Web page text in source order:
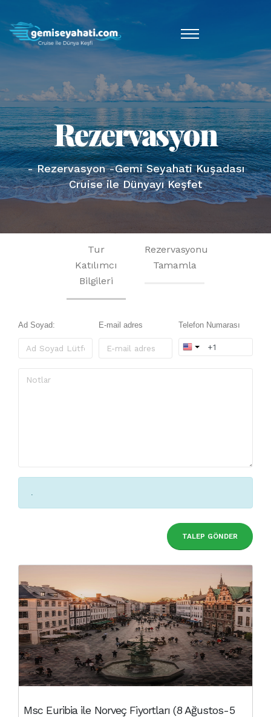
Rezervasyon
- Rezervasyon -Gemi Seyahati Kuşadası
Cruise ile Dünyayı Keşfet
Tur
Katılımcı
Bilgileri
Rezervasyonu
Tamamla
Ad Soyad: E-mail adres Telefon Numarası
.
TALEP GÖNDER
Msc Euribia ile Norveç Fiyortları (8 Ağustos-5